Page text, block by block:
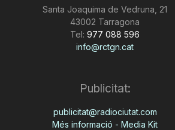
Santa Joaquima de Vedruna, 21
43002 Tarragona
Tel: 977 088 596
info@rctgn.cat
Publicitat:
publicitat@radiociutat.com
Més informació - Media Kit